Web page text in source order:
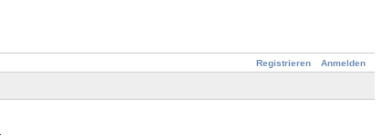
Registrieren Anmelden